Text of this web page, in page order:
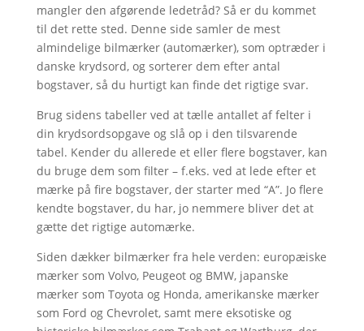
mangler den afgørende ledetråd? Så er du kommet
til det rette sted. Denne side samler de mest
almindelige bilmærker (automærker), som optræder i
danske krydsord, og sorterer dem efter antal
bogstaver, så du hurtigt kan finde det rigtige svar.
Brug sidens tabeller ved at tælle antallet af felter i
din krydsordsopgave og slå op i den tilsvarende
tabel. Kender du allerede et eller flere bogstaver, kan
du bruge dem som filter – f.eks. ved at lede efter et
mærke på fire bogstaver, der starter med “A”. Jo flere
kendte bogstaver, du har, jo nemmere bliver det at
gætte det rigtige automærke.
Siden dækker bilmærker fra hele verden: europæiske
mærker som Volvo, Peugeot og BMW, japanske
mærker som Toyota og Honda, amerikanske mærker
som Ford og Chevrolet, samt mere eksotiske og